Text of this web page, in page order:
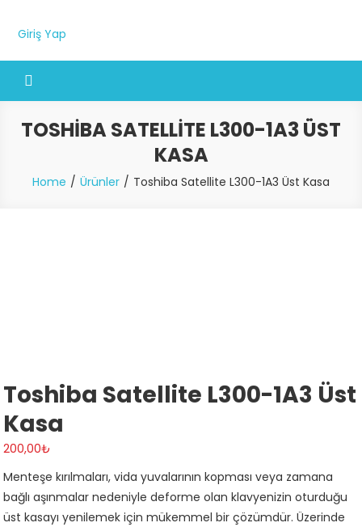
Giriş Yap
TOSHIBA SATELLITE L300-1A3 ÜST
KASA
Home Ürünler Toshiba Satellite L300-1A3 Üst Kasa
Toshiba Satellite L300-1A3 Üst
Kasa
200,00₺
Menteşe kırılmaları, vida yuvalarının kopması veya zamana
bağlı aşınmalar nedeniyle deforme olan klavyenizin oturduğu
üst kasayı yenilemek için mükemmel bir çözümdür. Üzerinde